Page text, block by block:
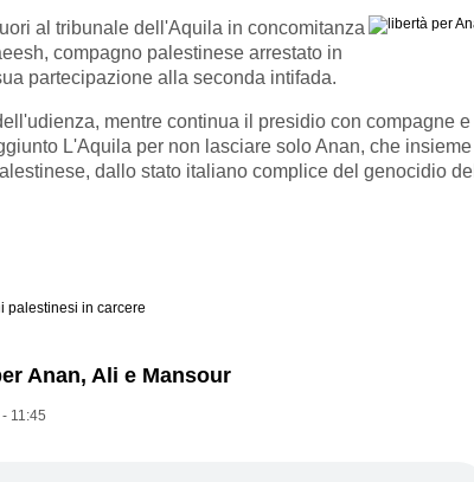
al tribunale dell'Aquila in concomitanza
compagno palestinese arrestato in
partecipazione alla seconda intifada.
mentre continua il presidio con compagne e
L'Aquila per non lasciare solo Anan, che insieme
dallo stato italiano complice del genocidio del
palestinesi in carcere
Anan, Ali e Mansour
11:45